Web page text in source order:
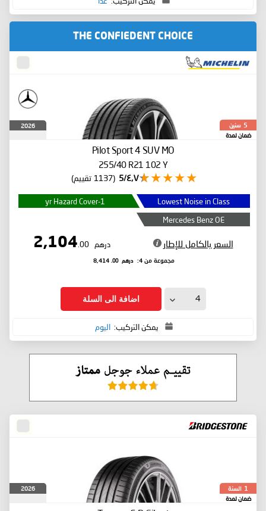
THE CONFIEDENT CHOICE
5 سنين
ضمان لمدة
2026
Pilot Sport 4 SUV MO
255/40 R21 102 Y
٤٫٧/5 (1137 تقييم)
Lowest Noise in Class
1-yr Hazard Cover
Mercedes Benz OE
السعر بالكامل للإطار درهم 2,104
.00
مجموعة من 4: درهم 8,414
.00
اضافة الى السلة
يمكن التركيب: اليوم
1 السنة
ضمان لمدة
2026